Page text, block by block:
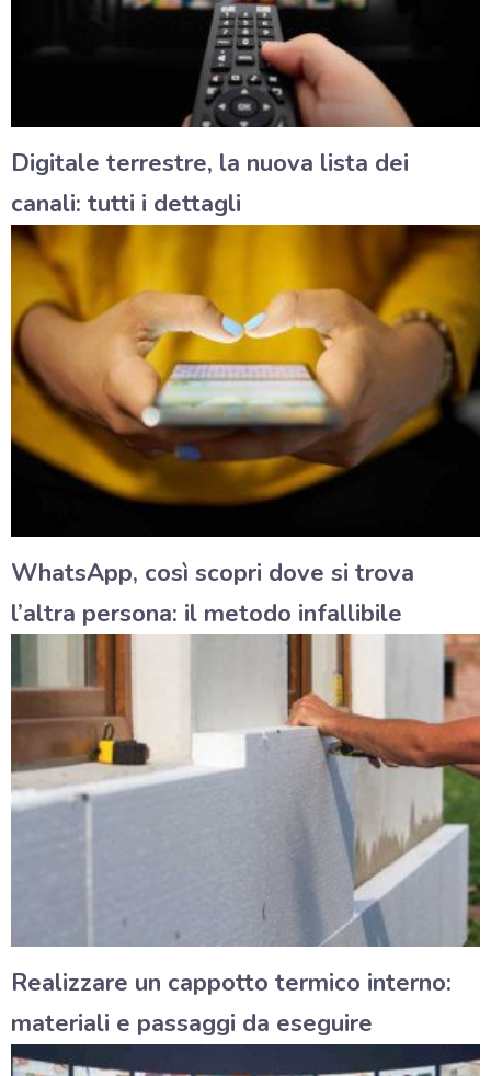
Digitale terrestre, la nuova lista dei
canali: tutti i dettagli
WhatsApp, così scopri dove si trova
l’altra persona: il metodo infallibile
Realizzare un cappotto termico interno:
materiali e passaggi da eseguire